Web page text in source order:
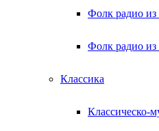
Фолк радио
Фолк радио
Классика
Классическо-